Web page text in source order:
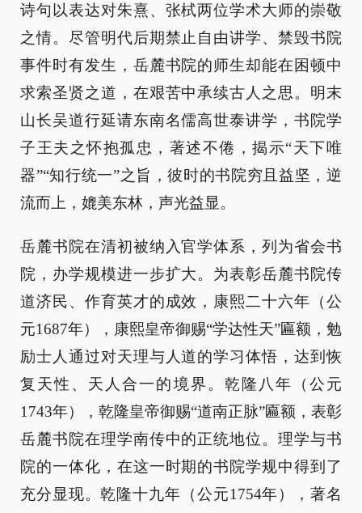
诗句以表达对朱熹、张栻两位学术大师的崇敬
之情。尽管明代后期禁止自由讲学、禁毁书院
事件时有发生，岳麓书院的师生却能在困顿中
求索圣贤之道，在艰苦中承续古人之思。明末
山长吴道行延请东南名儒高世泰讲学，书院学
子王夫之怀抱孤忠，著述不倦，揭示“天下唯
器”“知行统一”之旨，彼时的书院穷且益坚，逆
流而上，媲美东林，声光益显。
岳麓书院在清初被纳入官学体系，列为省会书
院，办学规模进一步扩大。为表彰岳麓书院传
道济民、作育英才的成效，康熙二十六年（公
元1687年），康熙皇帝御赐“学达性天”匾额，勉
励士人通过对天理与人道的学习体悟，达到恢
复天性、天人合一的境界。乾隆八年（公元
1743年），乾隆皇帝御赐“道南正脉”匾额，表彰
岳麓书院在理学南传中的正统地位。理学与书
院的一体化，在这一时期的书院学规中得到了
充分显现。乾隆十九年（公元1754年），著名